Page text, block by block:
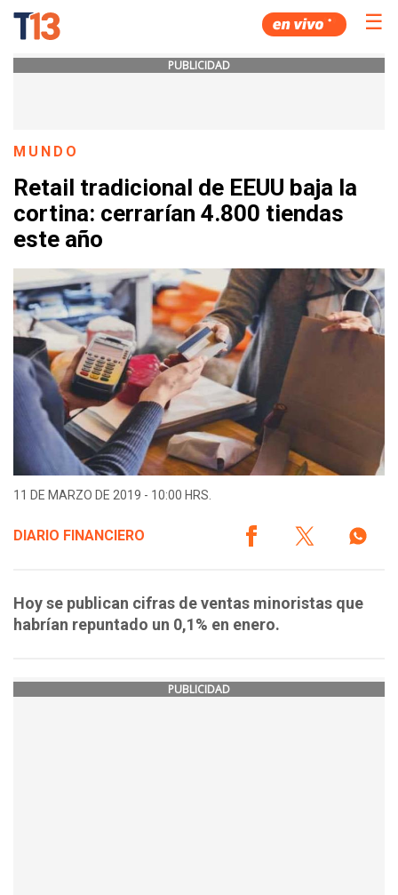
☰
PUBLICIDAD
MUNDO
Retail tradicional de EEUU baja la
cortina: cerrarían 4.800 tiendas
este año
11 DE MARZO DE 2019 - 10:00 HRS.
DIARIO FINANCIERO
Hoy se publican cifras de ventas minoristas que
habrían repuntado un 0,1% en enero.
PUBLICIDAD